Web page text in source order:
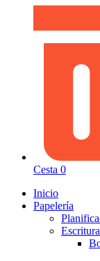
Cesta 0
Inicio
Papelería
Escritura